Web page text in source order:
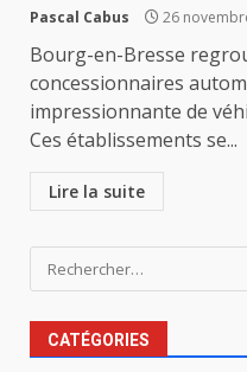
Pascal Cabus 26
Bourg-en-Bresse
concessionnaires
impressionnante de
Ces établissements se...
Lire la suite
Rechercher :
CATÉGORIES